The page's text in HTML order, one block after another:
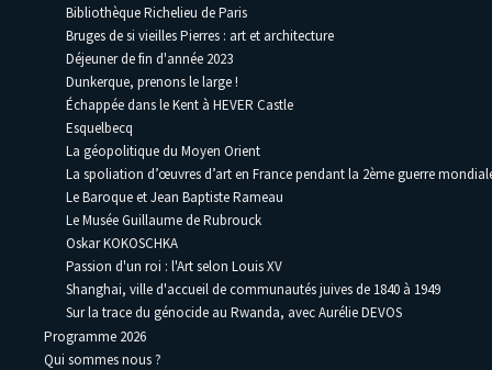
Bibliothèque Richelieu de Paris
Bruges de si vieilles Pierres : art et architecture
Déjeuner de fin d'année 2023
Dunkerque, prenons le large !
Échappée dans le Kent à HEVER Castle
Esquelbecq
La géopolitique du Moyen Orient
La spoliation d’œuvres d’art en France pendant la 2ème guerre
Le Baroque et Jean Baptiste Rameau
Le Musée Guillaume de Rubrouck
Oskar KOKOSCHKA
Passion d'un roi : l'Art selon Louis XV
Shanghai, ville d'accueil de communautés juives de 1840 à 1949
Sur la trace du génocide au Rwanda, avec Aurélie DEVOS
Programme 2026
Qui sommes nous ?